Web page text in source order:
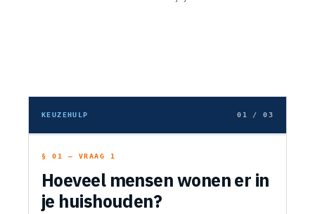
KEUZEHULP 01 / 03
§ 01 — VRAAG 1
Hoeveel mensen wonen er in
je huishouden?